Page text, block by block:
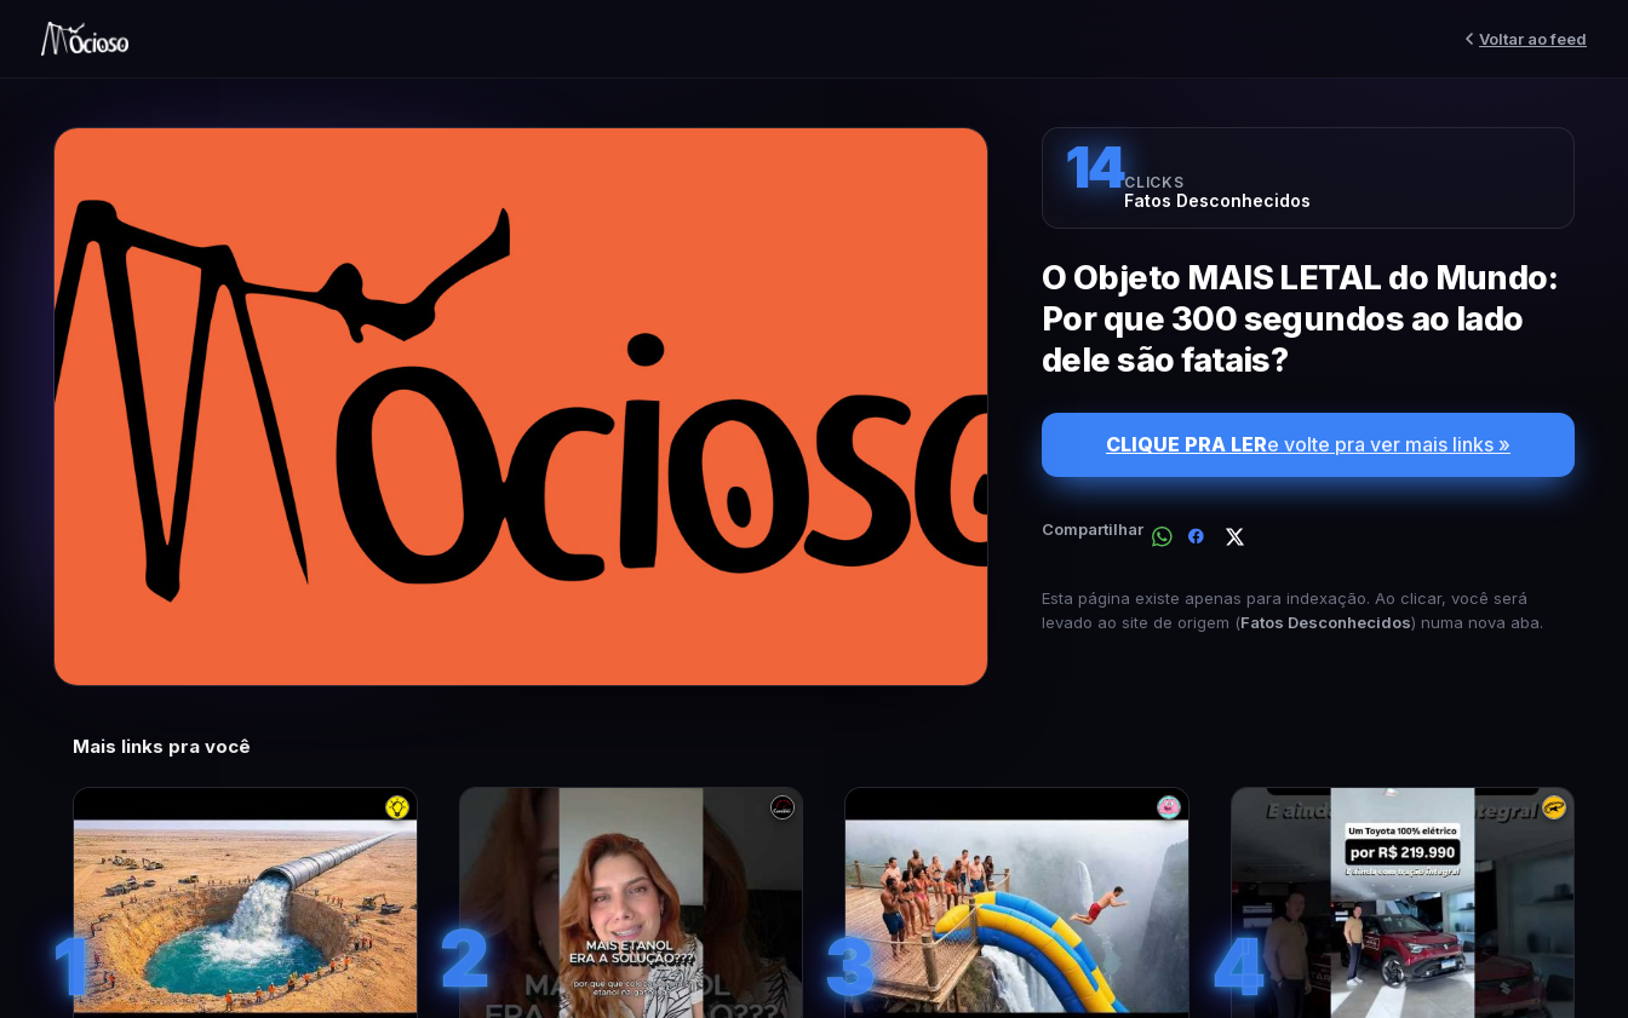
Voltar ao feed
14CLICKS
Fatos Desconhecidos
O Objeto MAIS LETAL do Mundo:
Por que 300 segundos ao lado
dele são fatais?
CLIQUE PRA LERe volte pra ver mais links »
Compartilhar
Esta página existe apenas para indexação. Ao clicar, você será
levado ao site de origem (Fatos Desconhecidos) numa nova aba.
Mais links pra você
1 2 3 4